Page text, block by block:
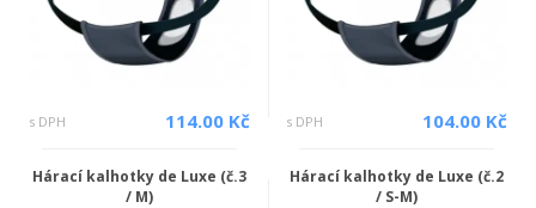
s DPH 114.00 Kč s DPH 104.00 Kč
Hárací kalhotky de Luxe (č.3
/ M)
Hárací kalhotky de Luxe (č.2
/ S-M)